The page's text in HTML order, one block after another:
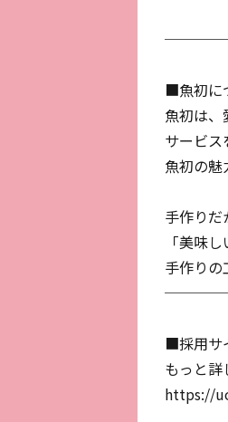
■魚初に
魚初は
サービス
魚初の魅
手作り
「美味
手作りの
■採用サ
もっと
https://